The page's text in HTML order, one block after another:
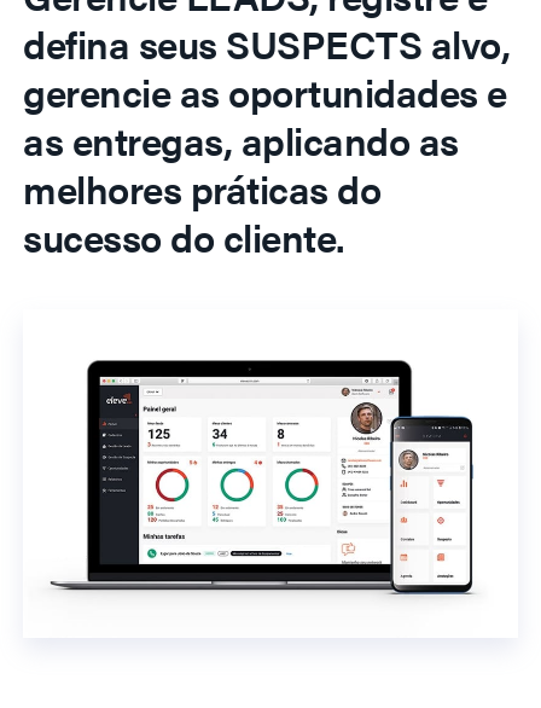
defina seus SUSPECTS alvo,
gerencie as oportunidades e
as entregas, aplicando as
melhores práticas do
sucesso do cliente.